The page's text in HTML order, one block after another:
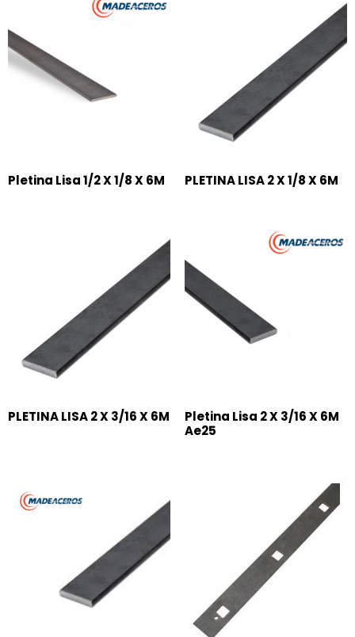
Pletina Lisa 1/2 X 1/8 X 6M PLETINA LISA 2 X 1/8 X 6M
PLETINA LISA 2 X 3/16 X 6M
Pletina Lisa 2 X 3/16 X 6M
Ae25